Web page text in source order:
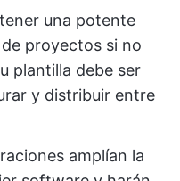
una potente
proyectos si no
plantilla debe ser
y distribuir entre
amplían la